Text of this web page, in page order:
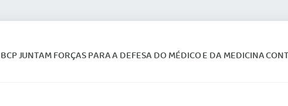
JUNTAM FORÇAS PARA A DEFESA DO MÉDICO E DA MEDICINA